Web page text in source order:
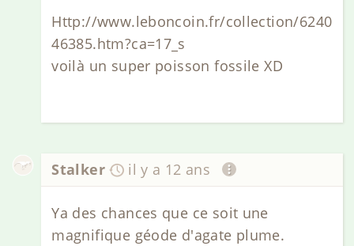
Http://www.leboncoin.fr/collection/6240
46385.htm?ca=17_s
voilà un super poisson fossile XD
Stalker il y a 12 ans
Ya des chances que ce soit une
magnifique géode d'agate plume.